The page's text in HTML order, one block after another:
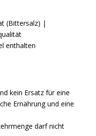
(Bittersalz) |
enthalten
kein Ersatz für eine
Ernährung und eine
darf nicht